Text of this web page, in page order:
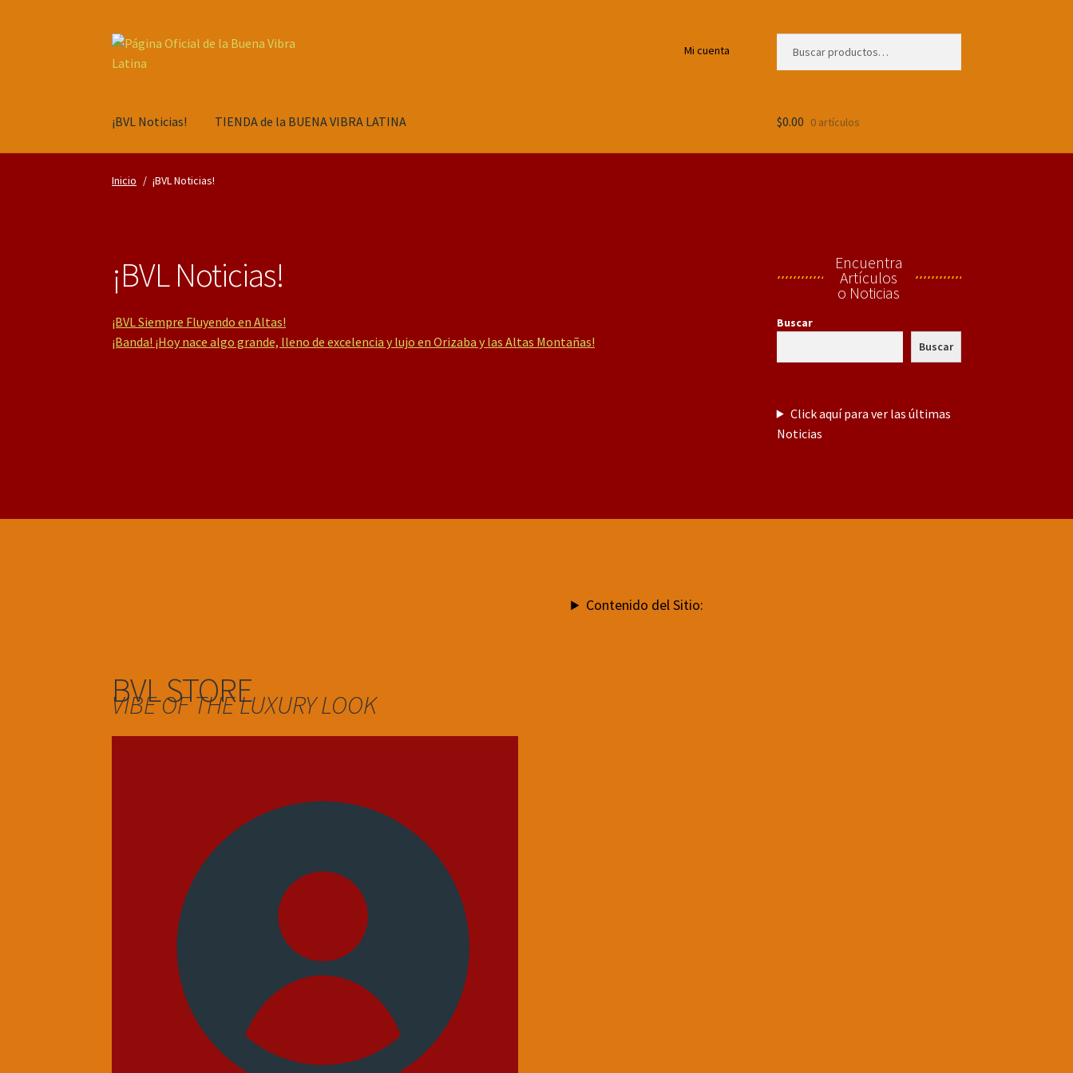
Saltar
a
Ir
al
Mi cuenta
por:
¡BVL Noticias! TIENDA de la BUENA VIBRA LATINA $0.00 0 artículos
Inicio / ¡BVL Noticias!
¡BVL Noticias!
¡BVL Siempre Fluyendo en Altas!
¡Banda! ¡Hoy nace algo grande, lleno de excelencia y lujo en Orizaba y las Altas Montañas!
Encuentra
Artículos
o Noticias
Buscar
Buscar
Click aquí para ver las últimas
Noticias
BVL STORE
VIBE OF THE LUXURY LOOK
Contenido del Sitio: